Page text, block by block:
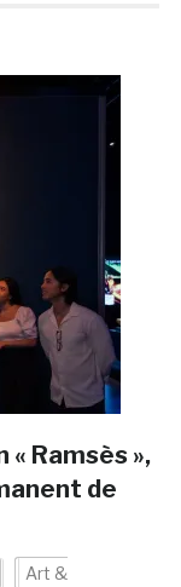
Ramsès »,
de
Art &